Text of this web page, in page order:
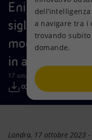
Mission e valori
Persone e
Net Zero
Modello satellitare
Diversificazione
Tecnologie per la
Collaborazioni per
Attività nel mondo
Casa
Imprese
Mobilità
Eni e il
siglano un
modello al
in ambito CCS
17 ottobre 2023 - 13:00
Londra, 17 ottobre 2023 -
a navigare tra i
trovando
domande.